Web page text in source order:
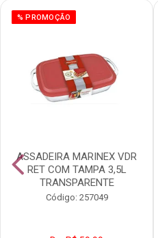
% PROMOÇÃO
ASSADEIRA MARINEX VDR
RET COM TAMPA 3,5L
TRANSPARENTE
Código: 257049